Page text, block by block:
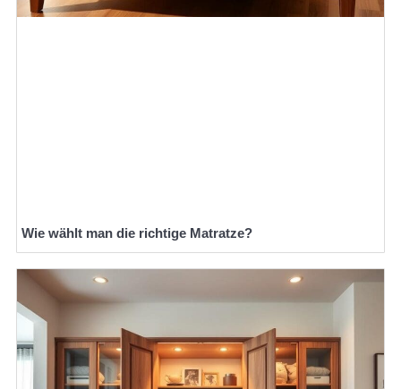
Wie wählt man die richtige Matratze?